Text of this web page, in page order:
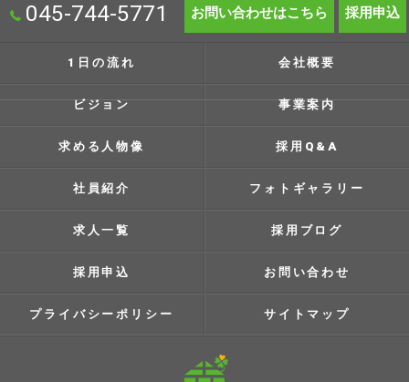
045-744-5771 お問い合わせはこちら 採用申込
1日の流れ 会社概要
ビジョン 事業案内
求める人物像 採用Q&A
社員紹介 フォトギャラリー
求人一覧 採用ブログ
採用申込 お問い合わせ
プライバシーポリシー サイトマップ